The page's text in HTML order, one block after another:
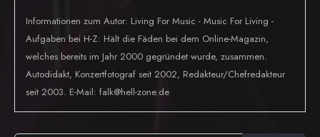
Informationen zum Autor: Living For Music - Music For Living -
Aufgaben bei H-Z: Hält die Fäden bei dem Online-Magazin,
welches bereits im Jahr 2000 gegründet wurde, zusammen.
Autodidakt, Konzertfotograf seit 2002, Redakteur/Chefredakteur
seit 2003. E-Mail: falk@hell-zone.de